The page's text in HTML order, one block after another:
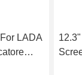
LADA